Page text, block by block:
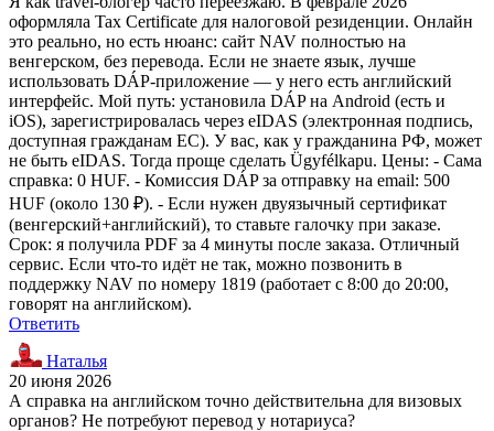
оформляла Tax Certificate для налоговой резиденции. Онлайн
это реально, но есть нюанс: сайт NAV полностью на
венгерском, без перевода. Если не знаете язык, лучше
использовать DÁP-приложение — у него есть английский
интерфейс. Мой путь: установила DÁP на Android (есть и
iOS), зарегистрировалась через eIDAS (электронная подпись,
доступная гражданам ЕС). У вас, как у гражданина РФ, может
не быть eIDAS. Тогда проще сделать Ügyfélkapu. Цены: - Сама
справка: 0 HUF. - Комиссия DÁP за отправку на email: 500
HUF (около 130 ₽). - Если нужен двуязычный сертификат
(венгерский+английский), то ставьте галочку при заказе.
Срок: я получила PDF за 4 минуты после заказа. Отличный
сервис. Если что-то идёт не так, можно позвонить в
поддержку NAV по номеру 1819 (работает с 8:00 до 20:00,
говорят на английском).
Ответить
Наталья
20 июня 2026
А справка на английском точно действительна для визовых
органов? Не потребуют перевод у нотариуса?